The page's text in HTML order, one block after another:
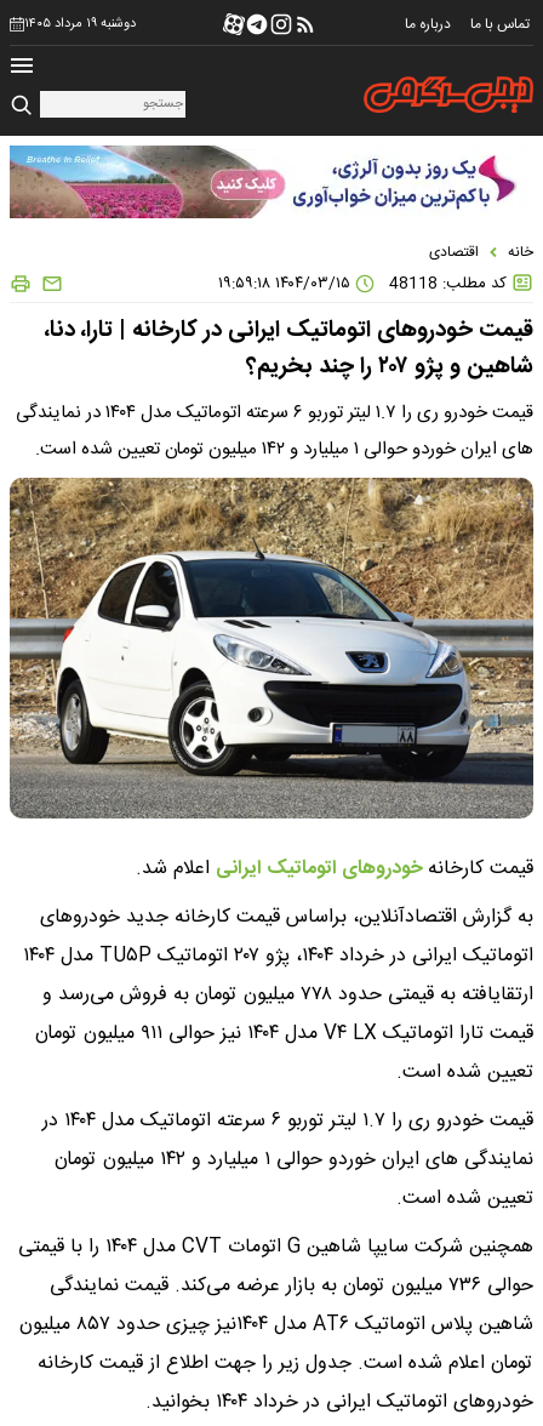
تماس با ما درباره ما دوشنبه ۱۹ مرداد ۱۴۰۵
خانه اقتصادی
کد مطلب: 48118
قیمت خودروهای اتوماتیک ایرانی در کارخانه | تارا، دنا،
شاهین و پژو ۲۰۷ را چند بخریم؟
قیمت خودرو ری را ۱.۷ لیتر توربو ۶ سرعته اتوماتیک مدل ۱۴۰۴ در نمایندگی
های ایران خوردو حوالی ۱ میلیارد و ۱۴۲ میلیون تومان تعیین شده است.
قیمت کارخانهخودروهای اتوماتیک ایرانی اعلام شد.
به گزارش اقتصادآنلاین، براساس قیمت کارخانه جدید خودروهای
اتوماتیک ایرانی در خرداد ۱۴۰۴، پژو ۲۰۷ اتوماتیک TU۵P مدل ۱۴۰۴
ارتقایافته به قیمتی حدود ۷۷۸ میلیون تومان به فروش می‌رسد و
قیمت تارا اتوماتیک V۴ LX مدل ۱۴۰۴ نیز حوالی ۹۱۱ میلیون تومان
تعیین شده است.
قیمت خودرو ری را ۱.۷ لیتر توربو ۶ سرعته اتوماتیک مدل ۱۴۰۴ در
نمایندگی های ایران خوردو حوالی ۱ میلیارد و ۱۴۲ میلیون تومان
تعیین شده است.
همچنین شرکت سایپا شاهین G اتومات CVT مدل ۱۴۰۴ را با قیمتی
حوالی ۷۳۶ میلیون تومان به بازار عرضه می‌کند. قیمت نمایندگی
شاهین پلاس اتوماتیک AT۶ مدل ۱۴۰۴نیز چیزی حدود ۸۵۷ میلیون
تومان اعلام شده است. جدول زیر را جهت اطلاع از قیمت کارخانه
خودروهای اتوماتیک ایرانی در خرداد ۱۴۰۴ بخوانید.